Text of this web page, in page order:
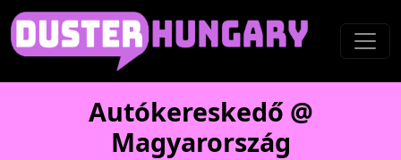
Autókereskedő @
Magyarország